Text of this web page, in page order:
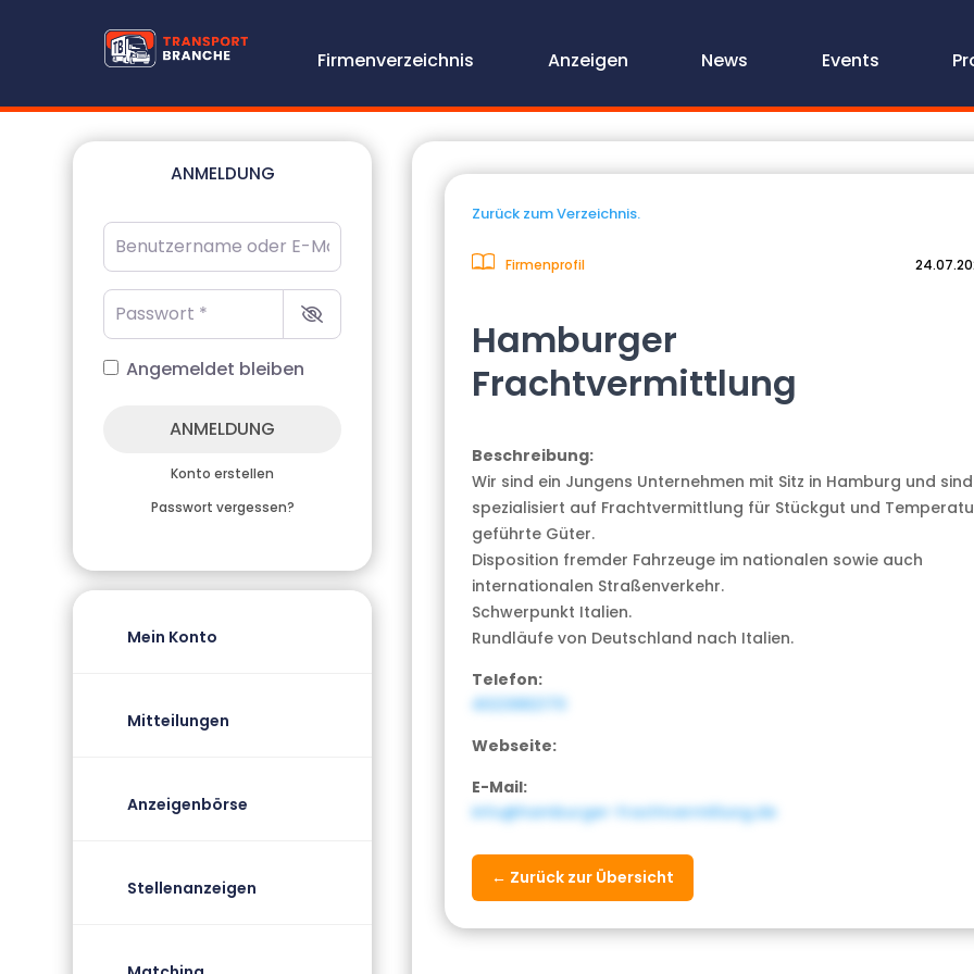
Firmenverzeichnis Anzeigen News Events
ANMELDUNG
Benutzername oder E-Mail-Adresse
Passwort
Angemeldet bleiben
ANMELDUNG
Konto erstellen
Passwort vergessen?
Mein Konto
Mitteilungen
Anzeigenbörse
Stellenanzeigen
Zurück zum Verzeichnis.
Firmenprofil
Hamburger
Frachtvermittlung
Beschreibung:
Wir sind ein Jungens Unternehmen mit Sitz in Hamburg und sind
spezialisiert auf Frachtvermittlung für Stückgut und
geführte Güter.
Disposition fremder Fahrzeuge im nationalen sowie auch
internationalen Straßenverkehr.
Schwerpunkt Italien.
Rundläufe von Deutschland nach Italien.
Telefon:
4023882170
Webseite:
E-Mail:
info@hamburger-frachtvermitlung.de
← Zurück zur Übersicht